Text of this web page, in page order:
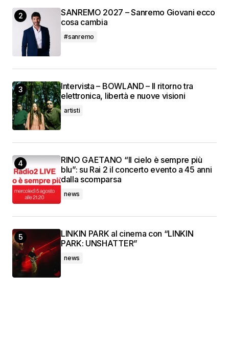
SANREMO 2027 – Sanremo Giovani ecco
cosa cambia
#sanremo
Intervista – BOWLAND – Il ritorno tra
elettronica, libertà e nuove visioni
artisti
RINO GAETANO “Il cielo è sempre più
blu”: su Rai 2 il concerto evento a 45 anni
dalla scomparsa
news
LINKIN PARK al cinema con “LINKIN
PARK: UNSHATTER”
news